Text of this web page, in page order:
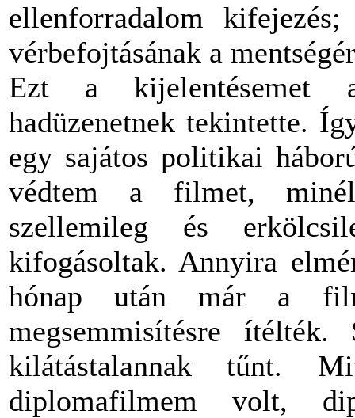
ellenforradalom
vérbefojtásának a
Ezt a kijelentésemet
hadüzenetnek tekintette.
egy sajátos politikai
védtem a filmet,
szellemileg és
kifogásoltak. Annyira
hónap után már a
megsemmisítésre
kilátástalannak tűnt.
diplomafilmem volt,